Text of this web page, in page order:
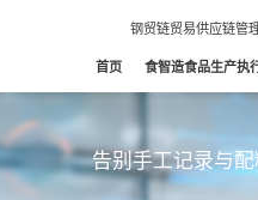
钢贸链贸易供应链管
首页 食智造食品生产执
告别手工记录与